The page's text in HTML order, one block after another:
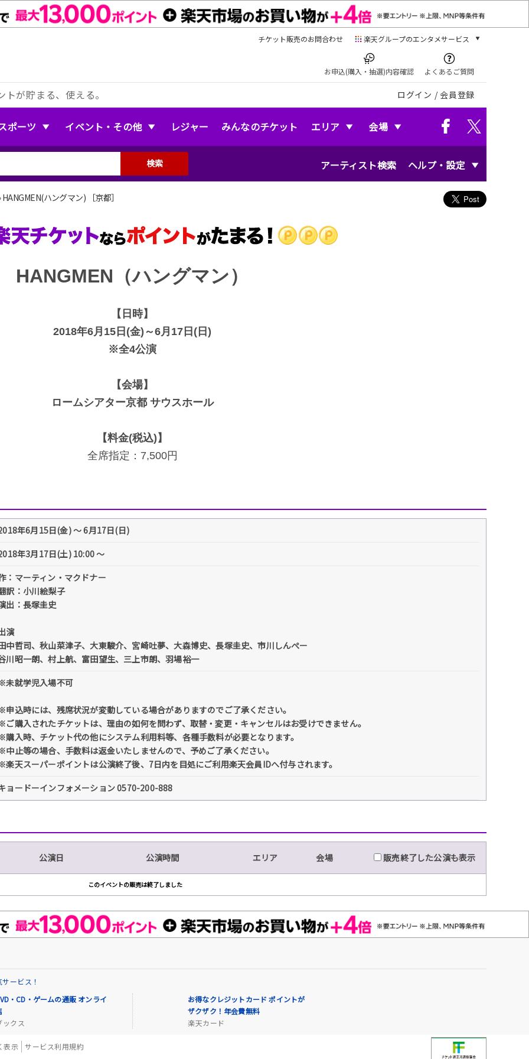
チケット販売のお問合わせ 楽天グループのエンタメサービス
本/ゲーム/CD/DVD
楽天ブックス
電子書籍
楽天Kobo
音楽配信
お申込(購入・抽選)内容確認 よくあるご質問
が貯まる、使える。 ログイン / 会員登録
ポーツ イベント・その他 レジャー みんなのチケット エリア 会場
アーティスト検索 ヘルプ・設定
検索
HANGMEN(ハングマン) ［京都］
HANGMEN（ハングマン）
【日時】
2018年6月15日(金)～6月17日(日)
※全4公演
【会場】
ロームシアター京都 サウスホール
【料金(税込)】
全席指定：7,500円
年6月15日(金) 〜 6月17日(日)
年3月17日(土) 10:00 〜
：マーティン・マクドナー
訳：小川絵梨子
出：長塚圭史
演
中哲司、秋山菜津子、大東駿介、宮崎吐夢、大森博史、長塚圭史、市川しんぺー
川昭一朗、村上航、富田望生、三上市朗、羽場裕一
未就学児入場不可
申込時には、残席状況が変動している場合がありますのでご了承ください。
ご購入されたチケットは、理由の如何を問わず、取替・変更・キャンセルはお受けできません。
購入時、チケット代の他にシステム利用料等、各種手数料が必要となります。
中止等の場合、手数料は返金いたしませんので、予めご了承ください。
楽天スーパーポイントは公演終了後、7日内を目処にご利用楽天会員IDへ付与されます。
ョードーインフォメーション 0570-200-888
公演日 公演時間 エリア 会場 販売終了した公演も表示
このイベントの販売は終了しました
ービス！
・CD・ゲームの通販 オンライ
ックス
お得なクレジットカード ポイントが
ザクザク！年会費無料
楽天カード
表示
サービス利用規約